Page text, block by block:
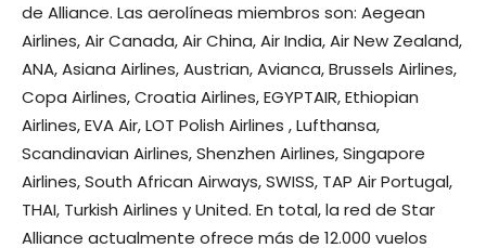
de Alliance. Las aerolíneas miembros son: Aegean
Airlines, Air Canada, Air China, Air India, Air New Zealand,
ANA, Asiana Airlines, Austrian, Avianca, Brussels Airlines,
Copa Airlines, Croatia Airlines, EGYPTAIR, Ethiopian
Airlines, EVA Air, LOT Polish Airlines , Lufthansa,
Scandinavian Airlines, Shenzhen Airlines, Singapore
Airlines, South African Airways, SWISS, TAP Air Portugal,
THAI, Turkish Airlines y United. En total, la red de Star
Alliance actualmente ofrece más de 12.000 vuelos